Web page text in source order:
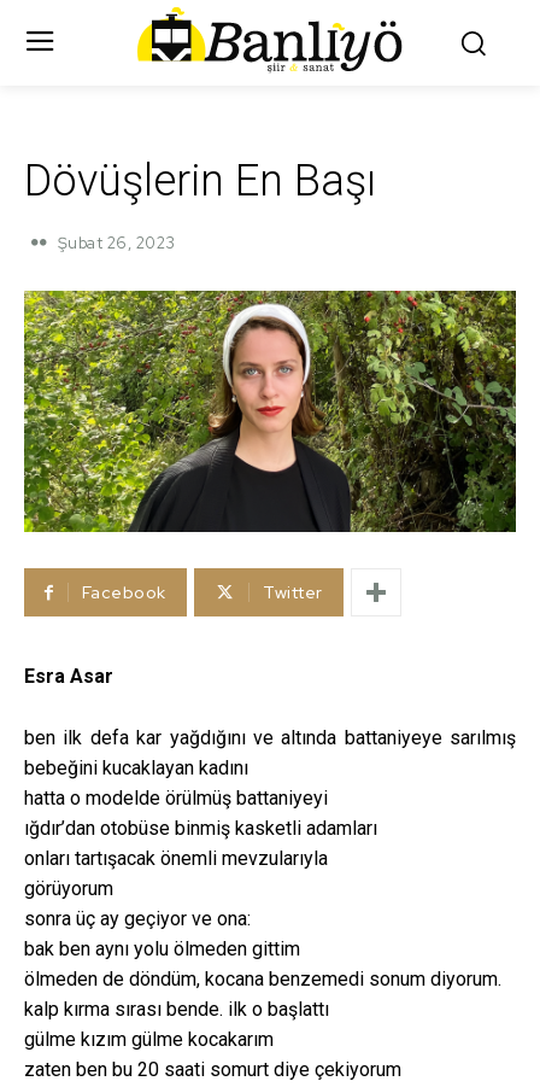
Dövüşlerin En Başı
Şubat 26, 2023
Facebook Twitter
Esra Asar
ben ilk defa kar yağdığını ve altında battaniyeye sarılmış
bebeğini kucaklayan kadını
hatta o modelde örülmüş battaniyeyi
ığdır’dan otobüse binmiş kasketli adamları
onları tartışacak önemli mevzularıyla
görüyorum
sonra üç ay geçiyor ve ona:
bak ben aynı yolu ölmeden gittim
ölmeden de döndüm, kocana benzemedi sonum diyorum.
kalp kırma sırası bende. ilk o başlattı
gülme kızım gülme kocakarım
zaten ben bu 20 saati somurt diye çekiyorum